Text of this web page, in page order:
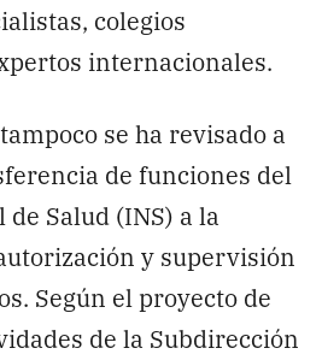
colegios
internacionales.
se ha revisado a
de funciones del
Salud (INS) a la
y supervisión
Según el proyecto de
de la Subdirección